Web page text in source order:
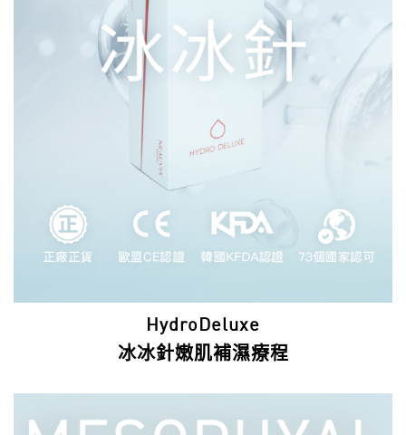
HydroDeluxe
冰冰針‎嫩肌補濕療程